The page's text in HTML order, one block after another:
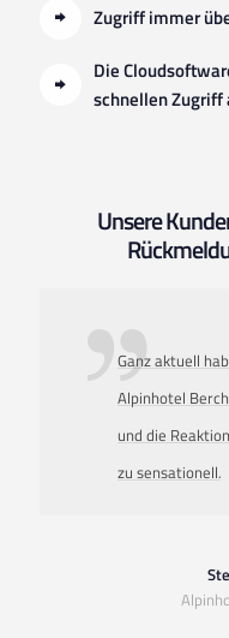
Zugriff immer
Die
schnellen
Unsere
Ganz aktuell
Alpinhotel
und die
zu sensationell.